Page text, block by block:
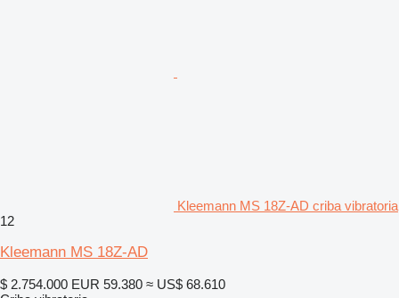
Kleemann MS 18Z-AD criba vibratoria
12
Kleemann MS 18Z-AD
$ 2.754.000 EUR 59.380 ≈ US$ 68.610